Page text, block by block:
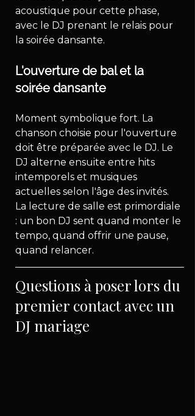
acoustique pour cette phase,
avec le DJ prenant le relais pour
la soirée dansante.
L'ouverture de bal et la
soirée dansante
Moment symbolique fort. La
chanson choisie pour l'ouverture
doit être préparée avec le DJ. Le
DJ alterne ensuite entre hits
intemporels et musiques
actuelles selon l'âge des invités.
La lecture de salle est primordiale
: un bon DJ sent quand monter le
tempo, quand offrir une pause,
quand relancer.
Questions à poser lors du
premier contact avec un
DJ mariage